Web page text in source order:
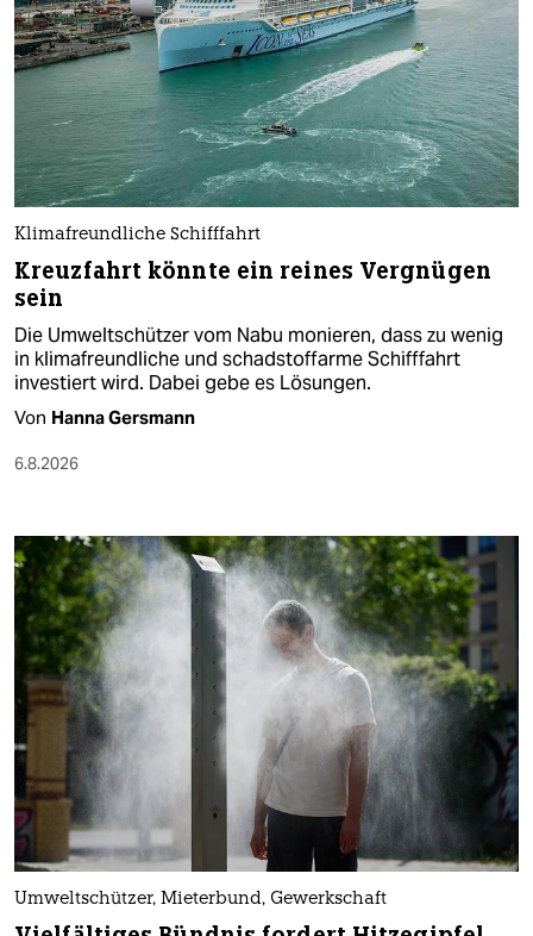
Klimafreundliche Schifffahrt
Kreuzfahrt könnte ein reines Vergnügen
sein
Die Umweltschützer vom Nabu monieren, dass zu wenig
in klimafreundliche und schadstoffarme Schifffahrt
investiert wird. Dabei gebe es Lösungen.
Von Hanna Gersmann
6.8.2026
Umweltschützer, Mieterbund, Gewerkschaft